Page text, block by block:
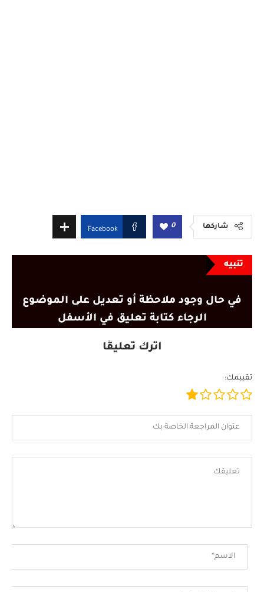
شاركها 0
Facebook
تنبيه
في حال وجود ملاحظة أو تعديل على الموضوع
الرجاء كتابة تعليق في الأسفل
اترك تعليقًا
تقييمك: